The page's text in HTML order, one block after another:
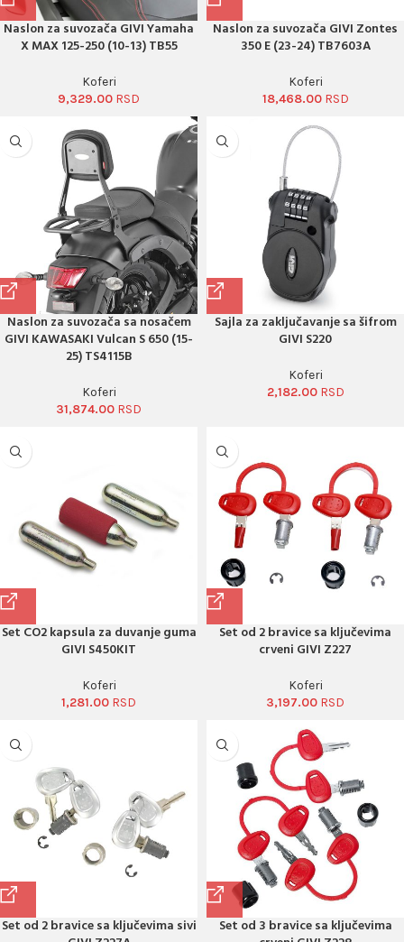
Naslon za suvozača GIVI Yamaha
X MAX 125-250 (10-13) TB55
Koferi
9,329.00
Naslon za suvozača GIVI Zontes
350 E (23-24) TB7603A
Koferi
18,468.00
Naslon za suvozača sa nosačem
GIVI KAWASAKI Vulcan S 650 (15-
25) TS4115B
Koferi
31,874.00
Sajla za zaključavanje sa šifrom
GIVI S220
Koferi
2,182.00
Set CO2 kapsula za duvanje guma
GIVI S450KIT
Koferi
1,281.00
Set od 2 bravice sa ključevima
crveni GIVI Z227
Koferi
3,197.00
Set od 2 bravice sa ključevima sivi
Set od 3 bravice sa ključevima